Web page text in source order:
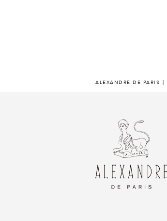
ALEXANDRE DE PARIS